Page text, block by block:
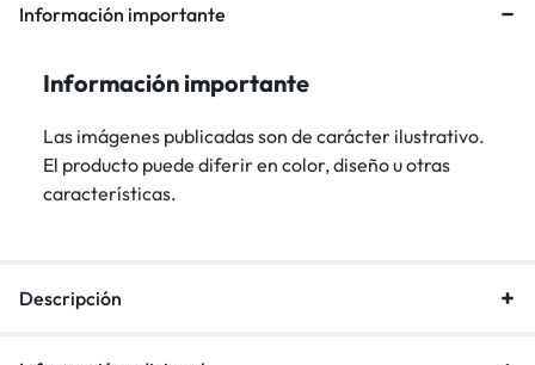
Información importante
Información importante
Las imágenes publicadas son de carácter ilustrativo.
El producto puede diferir en color, diseño u otras
características.
Descripción